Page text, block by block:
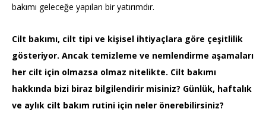
bakımı geleceğe yapılan bir yatırımdır.
Cilt bakımı, cilt tipi ve kişisel ihtiyaçlara göre çeşitlilik
gösteriyor. Ancak temizleme ve nemlendirme aşamaları
her cilt için olmazsa olmaz nitelikte. Cilt bakımı
hakkında bizi biraz bilgilendirir misiniz? Günlük, haftalık
ve aylık cilt bakım rutini için neler önerebilirsiniz?